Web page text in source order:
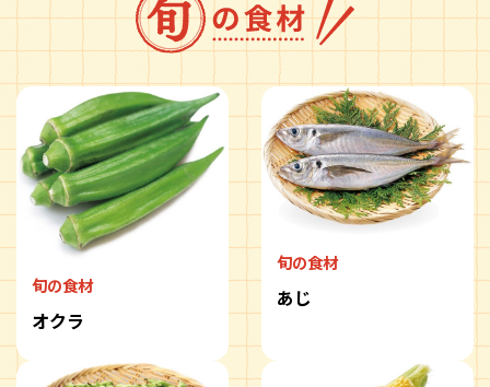
旬の食材
オクラ
旬の食材
あじ